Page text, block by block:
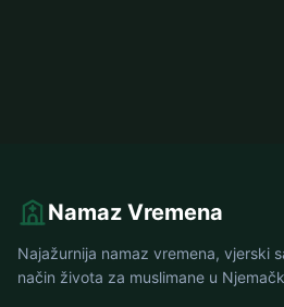
Namaz Vremena
Najažurnija namaz vremena, vjerski
način života za muslimane u